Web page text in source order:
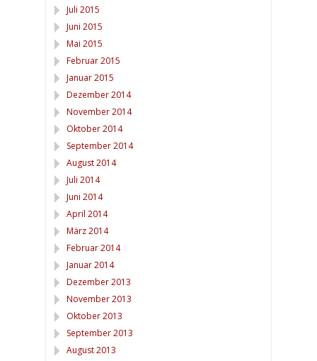
Juli 2015
Juni 2015
Mai 2015
Februar 2015
Januar 2015
Dezember 2014
November 2014
Oktober 2014
September 2014
August 2014
Juli 2014
Juni 2014
April 2014
März 2014
Februar 2014
Januar 2014
Dezember 2013
November 2013
Oktober 2013
September 2013
August 2013